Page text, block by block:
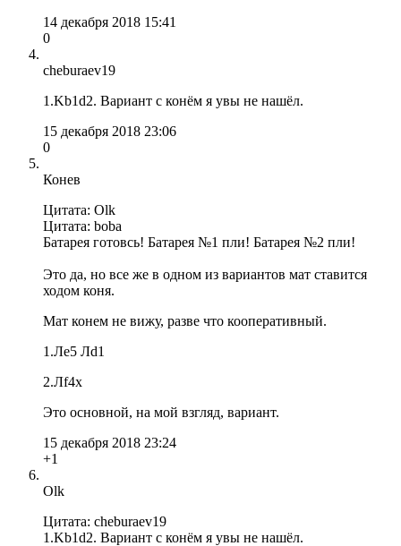
14 декабря 2018 15:41
0
cheburaev19
1.Kb1d2. Вариант с конём я увы не нашёл.
15 декабря 2018 23:06
0
Конев
Цитата: Olk
Цитата: boba
Батарея готовсь! Батарея №1 пли! Батарея №2 пли!
Это да, но все же в одном из вариантов мат ставится
ходом коня.
Мат конем не вижу, разве что кооперативный.
1.Ле5 Лd1
2.Лf4x
Это основной, на мой взгляд, вариант.
15 декабря 2018 23:24
+1
Olk
Цитата: cheburaev19
1.Kb1d2. Вариант с конём я увы не нашёл.